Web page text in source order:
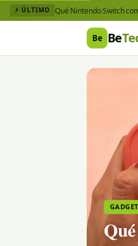
⚡ ÚLTIMO Qué Nintendo Switch
Be Be